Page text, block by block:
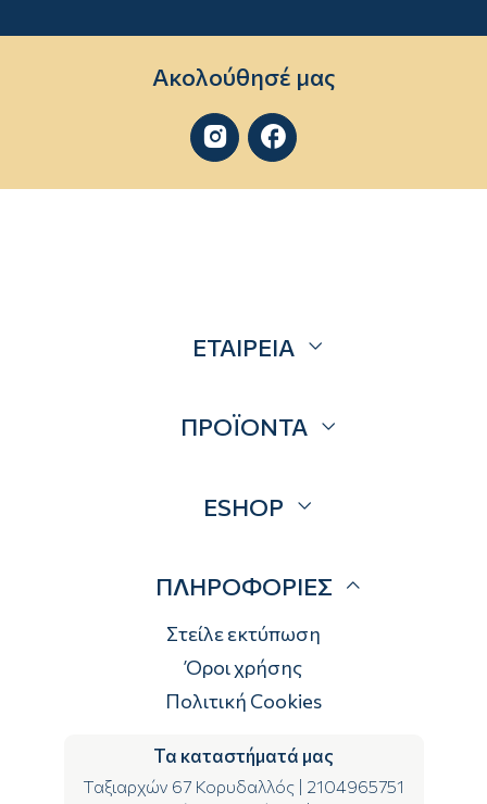
Ακολούθησέ μας
 
ΕΤΑΙΡΕΙΑ
Επικοινωνία
ΠΡΟΪΟΝΤΑ
Brands
ESHOP
Τρόποι αποστολής
Τρόποι πληρωμής
Επιστροφές
ΠΛΗΡΟΦΟΡΙΕΣ
Στείλε εκτύπωση
Όροι χρήσης
Πολιτική Cookies
Τα καταστήματά μας
Ταξιαρχών 67 Κορυδαλλός
2104965751